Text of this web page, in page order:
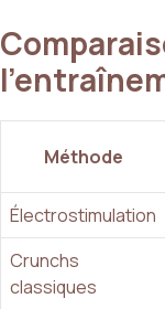
Méthode
Électrostimulation
Crunchs
classiques